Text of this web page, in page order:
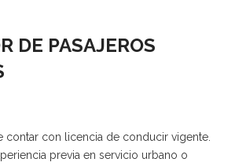
DE PASAJEROS
contar con licencia de conducir vigente.
previa en servicio urbano o